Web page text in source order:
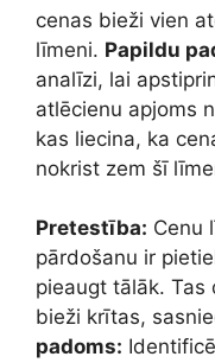
cenas bieži vien
līmeni. Papildu
analīzi, lai
atlēcienu apjoms
kas liecina, ka
nokrist zem šī
Pretestība: Cenu
pārdošanu ir
pieaugt tālāk. Tas
bieži krītas,
padoms: